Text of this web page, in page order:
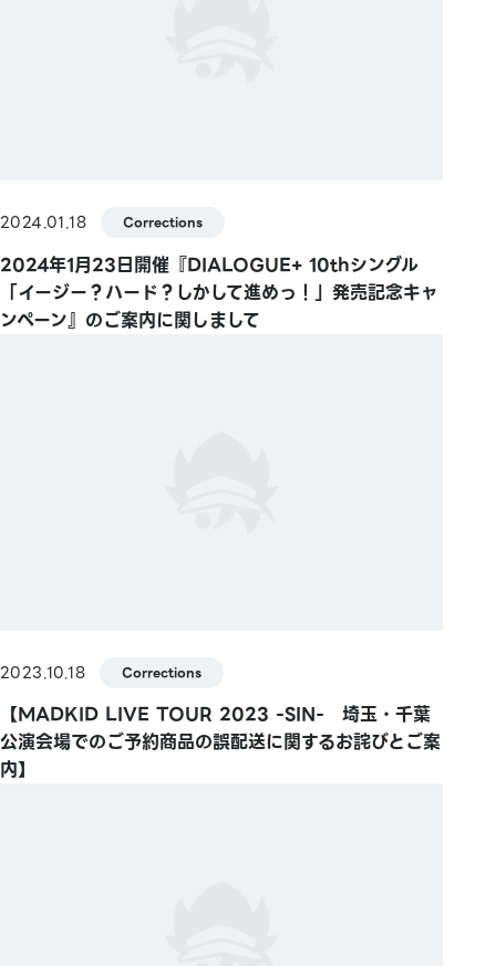
2024.01.18 Corrections
2024年1月23日開催『DIALOGUE+ 10thシングル
「イージー？ハード？しかして進めっ！」発売記念キャ
ンペーン』のご案内に関しまして
2023.10.18 Corrections
【MADKID LIVE TOUR 2023 -SIN- 埼玉・千葉
公演会場でのご予約商品の誤配送に関するお詫びとご案
内】